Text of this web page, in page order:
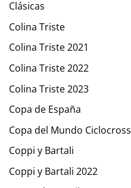
Clásicas
Colina Triste
Colina Triste 2021
Colina Triste 2022
Colina Triste 2023
Copa de España
Copa del Mundo Ciclocross
Coppi y Bartali
Coppi y Bartali 2022